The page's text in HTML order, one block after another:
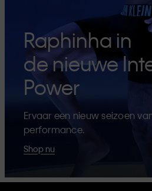
Raphinha in
de nieuwe
Power
Ervaar een nieuw seizoen
performance.
Shop nu